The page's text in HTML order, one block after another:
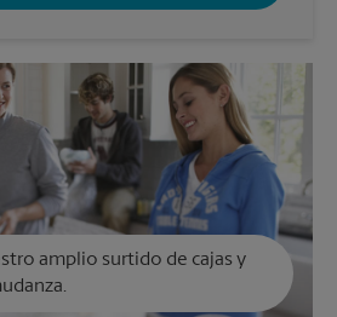
amplio surtido de cajas y